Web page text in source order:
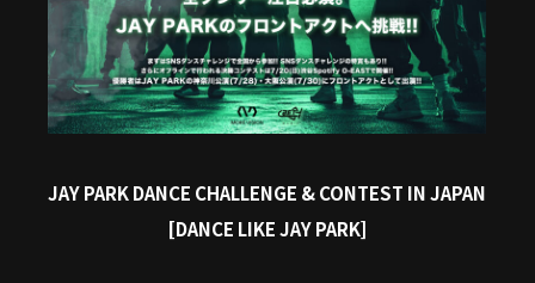
JAY PARK DANCE CHALLENGE & CONTEST IN JAPAN
[DANCE LIKE JAY PARK]